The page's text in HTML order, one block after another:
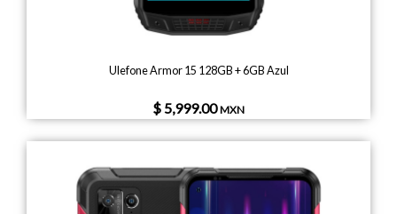
Ulefone Armor 15 128GB + 6GB Azul
$ 5,999.00MXN